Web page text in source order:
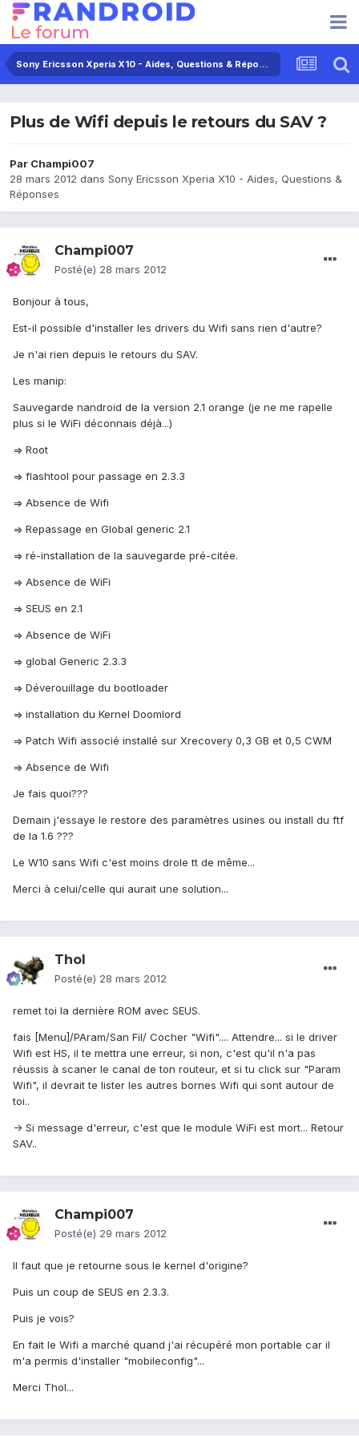
Sony Ericsson Xperia X10 - Aides, Questions & Réponses
Plus de Wifi depuis le retours du SAV ?
Par Champi007
28 mars 2012 dans Sony Ericsson Xperia X10 - Aides, Questions &
Réponses
Champi007
Posté(e) 28 mars 2012
Bonjour à tous,
Est-il possible d'installer les drivers du Wifi sans rien d'autre?
Je n'ai rien depuis le retours du SAV.
Les manip:
Sauvegarde nandroid de la version 2.1 orange (je ne me rapelle
plus si le WiFi déconnais déjà...)
=> Root
=> flashtool pour passage en 2.3.3
=> Absence de Wifi
=> Repassage en Global generic 2.1
=> ré-installation de la sauvegarde pré-citée.
=> Absence de WiFi
=> SEUS en 2.1
=> Absence de WiFi
=> global Generic 2.3.3
=> Déverouillage du bootloader
=> installation du Kernel Doomlord
=> Patch Wifi associé installé sur Xrecovery 0,3 GB et 0,5 CWM
=> Absence de Wifi
Je fais quoi???
Demain j'essaye le restore des paramètres usines ou install du ftf
de la 1.6 ???
Le W10 sans Wifi c'est moins drole tt de même...
Merci à celui/celle qui aurait une solution...
Thol
Posté(e) 28 mars 2012
remet toi la dernière ROM avec SEUS.
fais [Menu]/PAram/San Fil/ Cocher "Wifi".... Attendre... si le driver
Wifi est HS, il te mettra une erreur, si non, c'est qu'il n'a pas
réussis à scaner le canal de ton routeur, et si tu click sur "Param
Wifi", il devrait te lister les autres bornes Wifi qui sont autour de
toi..
-> Si message d'erreur, c'est que le module WiFi est mort... Retour
SAV..
Champi007
Posté(e) 29 mars 2012
Il faut que je retourne sous le kernel d'origine?
Puis un coup de SEUS en 2.3.3.
Puis je vois?
En fait le Wifi a marché quand j'ai récupéré mon portable car il
m'a permis d'installer "mobileconfig"...
Merci Thol...